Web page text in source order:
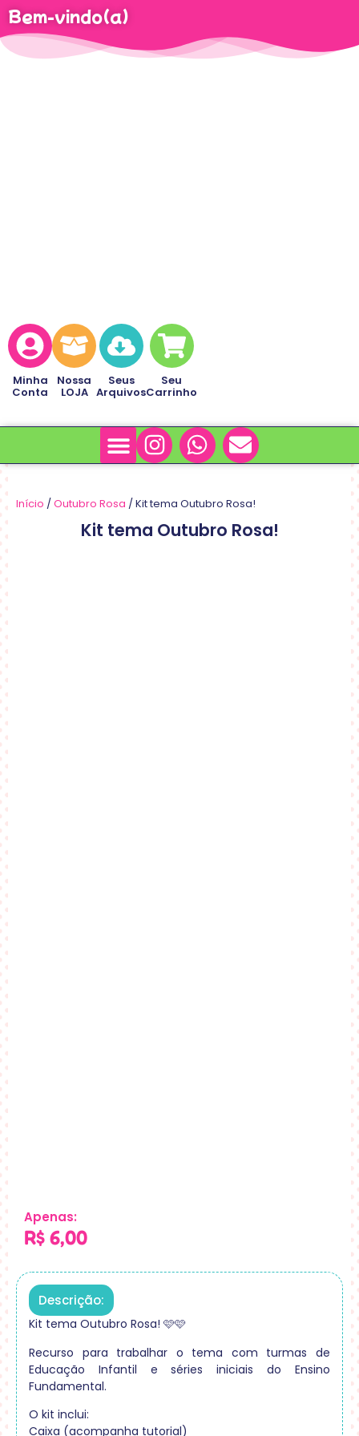
Bem-vindo(a)
Minha
Conta
Nossa
LOJA
Seus
Arquivos
Seu
Carrinho
Início /Outubro Rosa / Kit tema Outubro Rosa!
Kit tema Outubro Rosa!
Apenas:
R$ 6,00
Descrição:
Kit tema Outubro Rosa! 🩷🩷
Recurso para trabalhar o tema com turmas de
Educação Infantil e séries iniciais do Ensino
Fundamental.
O kit inclui:
Caixa (acompanha tutorial)